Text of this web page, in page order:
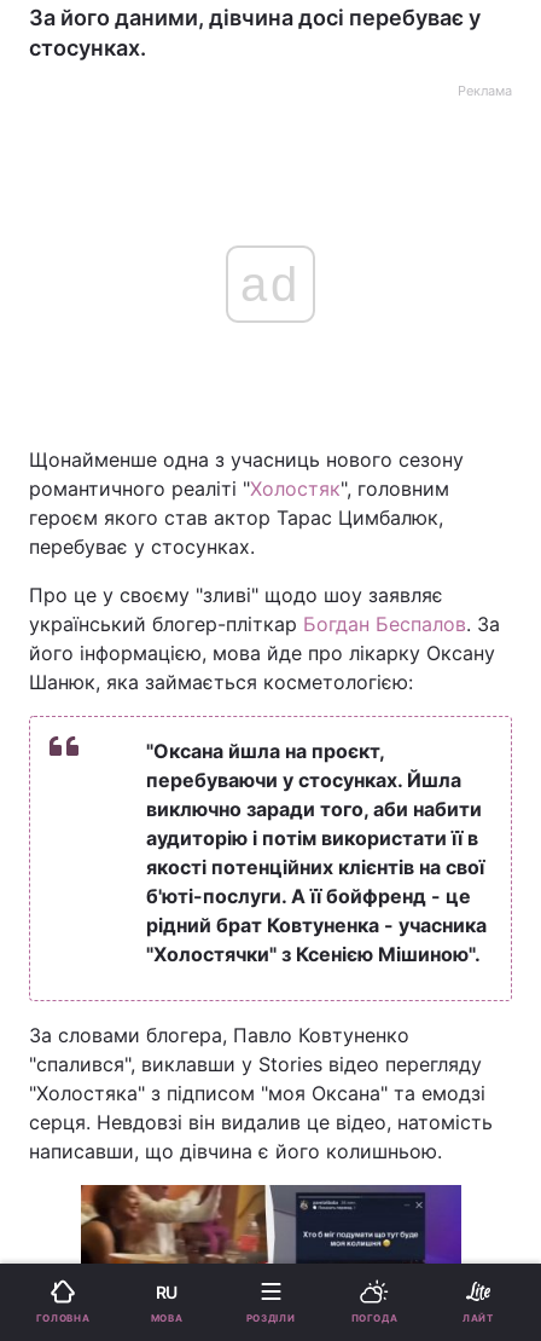
За його даними, дівчина досі перебуває у
стосунках.
Реклама
ad
Щонайменше одна з учасниць нового сезону
романтичного реаліті "Холостяк", головним
героєм якого став актор Тарас Цимбалюк,
перебуває у стосунках.
Про це у своєму "зливі" щодо шоу заявляє
український блогер-пліткар Богдан Беспалов. За
його інформацією, мова йде про лікарку Оксану
Шанюк, яка займається косметологією:
"Оксана йшла на проєкт,
перебуваючи у стосунках. Йшла
виключно заради того, аби набити
аудиторію і потім використати її в
якості потенційних клієнтів на свої
б'юті-послуги. А її бойфренд - це
рідний брат Ковтуненка - учасника
"Холостячки" з Ксенією Мішиною".
За словами блогера, Павло Ковтуненко
"спалився", виклавши у Stories відео перегляду
"Холостяка" з підписом "моя Оксана" та емодзі
серця. Невдовзі він видалив це відео, натомість
написавши, що дівчина є його колишньою.
ГОЛОВНА
RU
МОВА РОЗДІЛИ ПОГОДА ЛАЙТ